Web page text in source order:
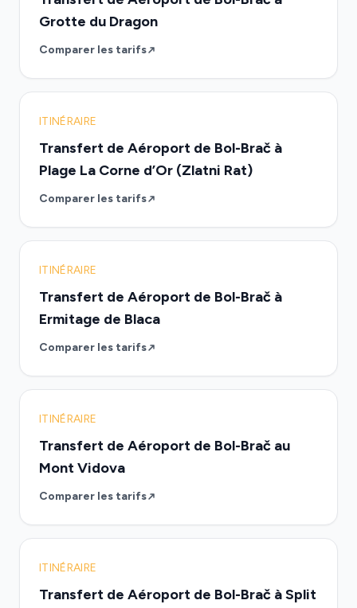
Grotte du Dragon
Comparer les tarifs
ITINÉRAIRE
Transfert de Aéroport de Bol-Brač à
Plage La Corne d’Or (Zlatni Rat)
Comparer les tarifs
ITINÉRAIRE
Transfert de Aéroport de Bol-Brač à
Ermitage de Blaca
Comparer les tarifs
ITINÉRAIRE
Transfert de Aéroport de Bol-Brač au
Mont Vidova
Comparer les tarifs
ITINÉRAIRE
Transfert de Aéroport de Bol-Brač à Split